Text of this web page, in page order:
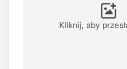
Zobacz wszystkie
Kliknij, aby